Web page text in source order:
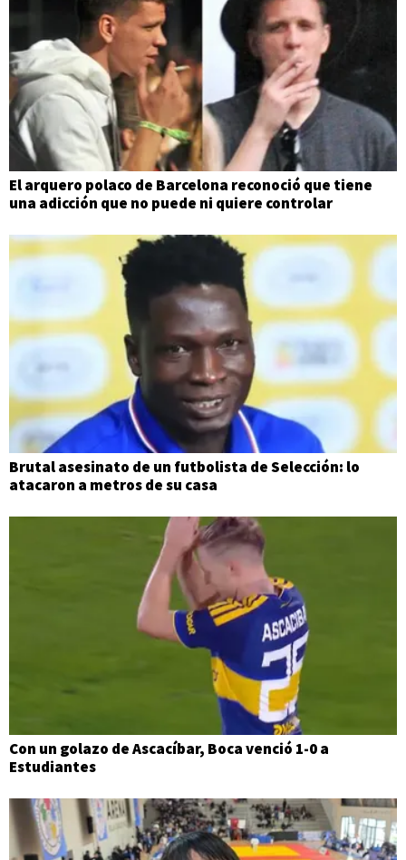
El arquero polaco de Barcelona reconoció que tiene
una adicción que no puede ni quiere controlar
Brutal asesinato de un futbolista de Selección: lo
atacaron a metros de su casa
Con un golazo de Ascacíbar, Boca venció 1-0 a
Estudiantes